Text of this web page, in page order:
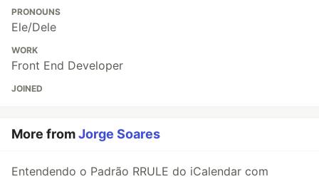
PRONOUNS
Ele/Dele
WORK
Front End Developer
JOINED
More fromJorge Soares
Entendendo o Padrão RRULE do iCalendar com